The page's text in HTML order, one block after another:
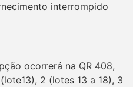
interrompido
ocorrerá na QR 408,
2 (lotes 13 a 18), 3